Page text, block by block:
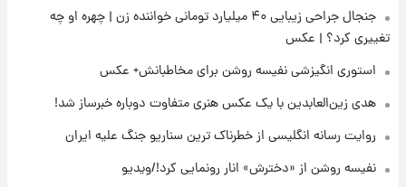
ارزش سهام عدالت برای امروز ۱۷ مرداد ۱۴۰۵ +
۲۳ ساعت پیش
لیونل مسی عزادار شد! + جزئیات
جنجال جراحی زیبایی ۴۰ میلیارد تومانی خواننده زن | چهره او چه
تغییری کرد؟ | عکس
استوری انگیزشی نفیسه روشن برای مخاطبانش+ عکس
هدی زین‌العابدین با یک عکس هنری متفاوت دوباره خبرساز شد!
روایت رسانه انگلیسی از خطرناک ترین سناریو جنگ علیه ایران
نفیسه روشن از «دخترش» انار رونمایی کرد!/ویدیو